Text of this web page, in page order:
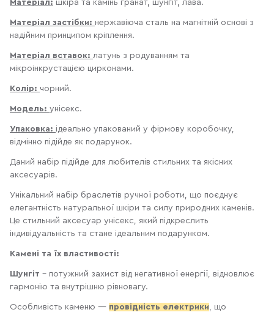
Матеріал: шкіра та камінь гранат, шунгіт, лава.
Матеріал застібки: нержавіюча сталь на магнітній основі з
надійним принципом кріплення.
Матеріал вставок: латунь з родуванням та
мікроінкрустацією цирконами.
Колір: чорний.
Модель: унісекс.
Упаковка: ідеально упакований у фірмову коробочку,
відмінно підійде як подарунок.
Даний набір підійде для любителів стильних та якісних
аксесуарів.
Унікальний набір браслетів ручної роботи, що поєднує
елегантність натуральної шкіри та силу природних каменів.
Це стильний аксесуар унісекс, який підкреслить
індивідуальність та стане ідеальним подарунком.
Камені та їх властивості:
Шунгіт – потужний захист від негативної енергії, відновлює
гармонію та внутрішню рівновагу.
Особливість каменю — провідність електрики, що